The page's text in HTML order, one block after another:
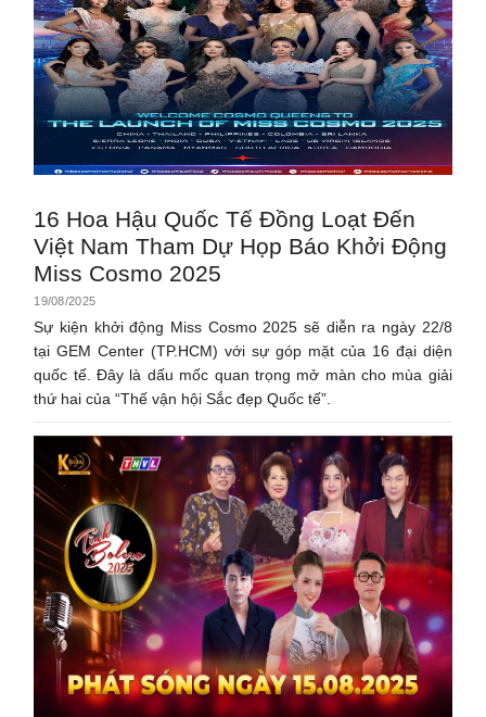
16 Hoa Hậu Quốc Tế Đồng Loạt Đến
Việt Nam Tham Dự Họp Báo Khởi Động
Miss Cosmo 2025
19/08/2025
Sự kiện khởi động Miss Cosmo 2025 sẽ diễn ra ngày 22/8
tại GEM Center (TP.HCM) với sự góp mặt của 16 đại diện
quốc tế. Đây là dấu mốc quan trọng mở màn cho mùa giải
thứ hai của “Thế vận hội Sắc đẹp Quốc tế”.